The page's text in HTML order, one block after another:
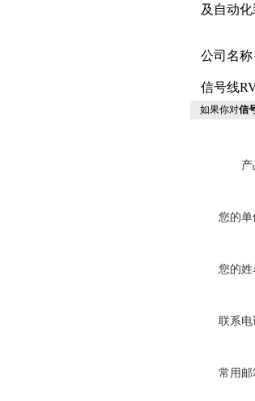
及自动
公司名
信号线
如果你对信
产
您的单
您的姓
联系电
常用邮